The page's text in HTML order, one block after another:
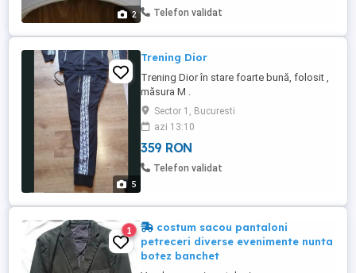
2 Telefon validat
5
Trening Dior
Trening Dior în stare foarte bună, folosit ,
măsura M .
Sector 1, Bucuresti
azi 13:10
359 RON
Telefon validat
1
costum sacou pantaloni
petreceri diverse evenimente nunta
botez banchet